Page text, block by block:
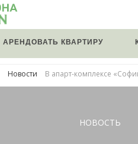
АРЕНДОВАТЬ КВАРТИРУ
Новости В апарт-комплексе
НОВОСТЬ